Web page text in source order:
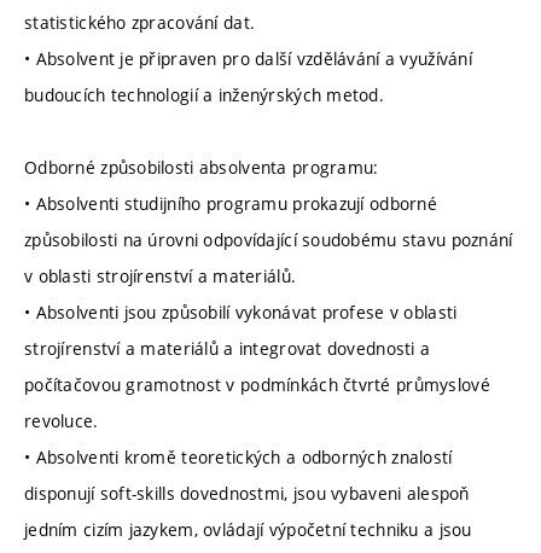
statistického zpracování dat.
• Absolvent je připraven pro další vzdělávání a využívání
budoucích technologií a inženýrských metod.
Odborné způsobilosti absolventa programu:
• Absolventi studijního programu prokazují odborné
způsobilosti na úrovni odpovídající soudobému stavu poznání
v oblasti strojírenství a materiálů.
• Absolventi jsou způsobilí vykonávat profese v oblasti
strojírenství a materiálů a integrovat dovednosti a
počítačovou gramotnost v podmínkách čtvrté průmyslové
revoluce.
• Absolventi kromě teoretických a odborných znalostí
disponují soft-skills dovednostmi, jsou vybaveni alespoň
jedním cizím jazykem, ovládají výpočetní techniku a jsou